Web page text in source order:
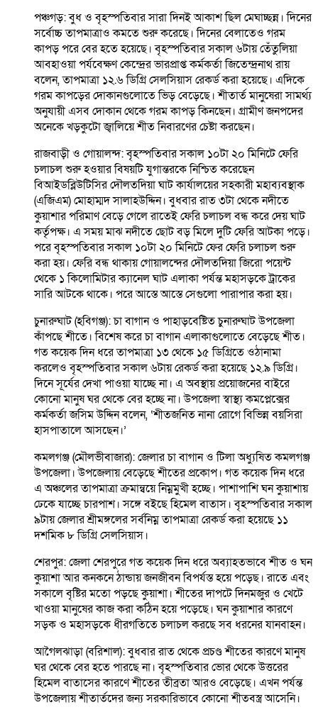
পঞ্চগড়: বুধ ও বৃহস্পতিবার সারা দিনই আকাশ ছিল মেঘাচ্ছন্ন। দিনের
সর্বোচ্চ তাপমাত্রাও কমতে শুরু করেছে। দিনের বেলাতেও গরম
কাপড় পরে বের হতে হয়েছে। বৃহস্পতিবার সকাল ৬টায় তেঁতুলিয়া
আবহাওয়া পর্যবেক্ষণ কেন্দ্রের ভারপ্রাপ্ত কর্মকর্তা জিতেন্দ্রনাথ রায়
বলেন, তাপমাত্রা ১২.৬ ডিগ্রি সেলসিয়াস রেকর্ড করা হয়েছে। এদিকে
গরম কাপড়ের দোকানগুলোতে ভিড় বেড়েছে। শীতার্ত মানুষেরা সামর্থ্য
অনুযায়ী এসব দোকান থেকে গরম কাপড় কিনছেন। গ্রামীণ জনপদের
অনেকে খড়কুটো জ্বালিয়ে শীত নিবারণের চেষ্টা করছেন।
রাজবাড়ী ও গোয়ালন্দ: বৃহস্পতিবার সকাল ১০টা ২০ মিনিটে ফেরি
চলাচল শুরু হওয়ার বিষয়টি যুগান্তরকে নিশ্চিত করেছেন
বিআইডব্লিউটিসির দৌলতদিয়া ঘাট কার্যালয়ের সহকারী মহাব্যবস্থাক
(এজিএম) মোহাম্মদ সালাহউদ্দিন। বুধবার রাত ৩টা থেকে নদীতে
কুয়াশার পরিমাণ বেড়ে গেলে রাতেই ফেরি চলাচল বন্ধ করে দেয় ঘাট
কর্তৃপক্ষ। এ সময় মাঝ নদীতে ছোট বড় মিলে দুটি ফেরি আটকা পড়ে।
পরে বৃহস্পতিবার সকাল ১০টা ২০ মিনিটে ফের ফেরি চলাচল শুরু
করা হয়। ফেরি বন্ধ থাকায় গোয়ালন্দের দৌলতদিয়া জিরো পয়েন্ট
থেকে ১ কিলোমিটার ক্যানেল ঘাট এলাকা পর্যন্ত মহাসড়কে ট্রাকের
সারি আটকে থাকে। পরে আস্তে আস্তে সেগুলো পারাপার করা হয়।
চুনারুঘাট (হবিগঞ্জ): চা বাগান ও পাহাড়বেষ্টিত চুনারুঘাট উপজেলা
কাঁপছে শীতে। বিশেষ করে চা বাগান এলাকাগুলোতে বেড়েছে শীত।
গত কয়েক দিন ধরে তাপমাত্রা ১৩ থেকে ১৫ ডিগ্রিতে ওঠানামা
করলেও বৃহস্পতিবার সকাল ৬টায় রেকর্ড করা হয়েছে ১২.৯ ডিগ্রি।
দিনে সূর্যের দেখা পাওয়া যাচ্ছে না। এ অবস্থায় প্রয়োজনের বাইরে
কোনো মানুষ ঘর থেকে বের হচ্ছে না। উপজেলা স্বাস্থ্য কমপ্লেক্সের
কর্মকর্তা জসিম উদ্দিন বলেন, ‘শীতজনিত নানা রোগে বিভিন্ন বয়সিরা
হাসপাতালে আসছেন।’
কমলগঞ্জ (মৌলভীবাজার): জেলার চা বাগান ও টিলা অধ্যুষিত কমলগঞ্জ
উপজেলা। উপজেলায় বেড়েছে শীতের প্রকোপ। গত কয়েক দিন ধরে
এ অঞ্চলের তাপমাত্রা ক্রমান্বয়ে নিম্নমুখী হচ্ছে। পাশাপাশি ঘন কুয়াশায়
ঢেকে যাচ্ছে চারপাশ। সঙ্গে বইছে হিমেল বাতাস। বৃহস্পতিবার সকাল
৯টায় জেলার শ্রীমঙ্গলের সর্বনিম্ন তাপমাত্রা রেকর্ড করা হয়েছে ১১
দশমিক ৮ ডিগ্রি সেলসিয়াস।
শেরপুর: জেলা শেরপুরে গত কয়েক দিন ধরে অব্যাহতভাবে শীত ও ঘন
কুয়াশা আর কনকনে ঠান্ডায় জনজীবন বিপর্যস্ত হয়ে পড়েছ। রাতে এবং
সকালে বৃষ্টির মতো পড়ছে কুয়াশা। শীতের দাপটে দিনমজুর ও খেটে
খাওয়া মানুষের কাজ করা কঠিন হয়ে পড়েছে। ঘন কুয়াশার কারণে
সড়ক ও মহাসড়কে ধীরগতিতে চলাচল করছে সব ধরনের যানবাহন।
আগৈলঝাড়া (বরিশাল): বুধবার রাত থেকে প্রচণ্ড শীতের কারণে মানুষ
ঘর থেকে বের হতে পারছে না। বৃহস্পতিবার ভোর থেকে উত্তরের
হিমেল বাতাসের কারণে শীতের তীব্রতা আরও বেড়েছে। এখন পর্যন্ত
উপজেলায় শীতার্তদের জন্য সরকারিভাবে কোনো শীতবস্ত্র আসেনি।